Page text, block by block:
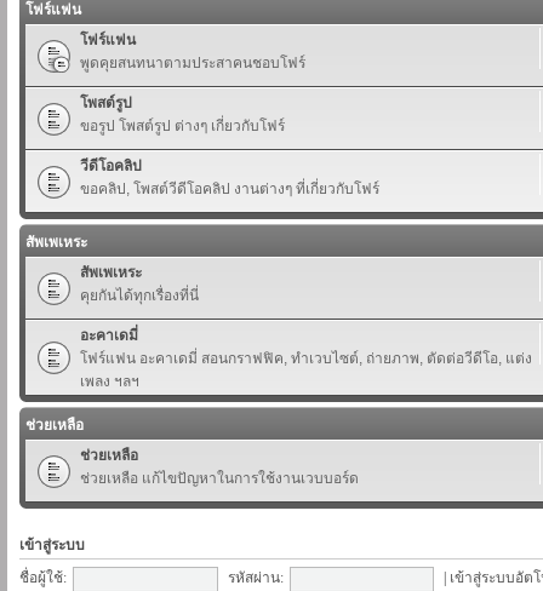
โฟร์แฟน
โฟร์แฟน
พูดคุยสนทนาตามประสาคนชอบโฟร์
โพสต์รูป
ขอรูป โพสต์รูป ต่างๆ เกี่ยวกับโฟร์
วีดีโอคลิป
ขอคลิป, โพสต์วีดีโอคลิป งานต่างๆ ที่เกี่ยวกับโฟร์
สัพเพเหระ
สัพเพเหระ
คุยกันได้ทุกเรื่องที่นี่
อะคาเดมี่
โฟร์แฟน อะคาเดมี่ สอนกราฟฟิค, ทำเวบไซต์, ถ่ายภาพ, ตัดต่อวีดีโอ, แต่ง
เพลง ฯลฯ
ช่วยเหลือ
ช่วยเหลือ
ช่วยเหลือ แก้ไขปัญหาในการใช้งานเวบบอร์ด
เข้าสู่ระบบ
ชื่อผู้ใช้:
รหัสผ่าน: เข้าสู่ระบบอัต